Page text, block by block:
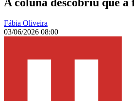
Fábia Oliveira
03/06/2026 08:00